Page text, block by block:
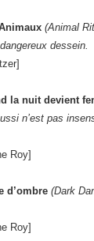
(Animal
dessein.
la nuit devient
n’est pas
Roy]
d’ombre (Dark
Roy]